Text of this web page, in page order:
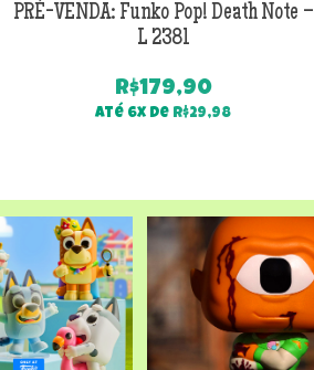
PRÉ-VENDA: Funko Pop! Death Note –
L 2381
R$179,90
Até 6x de R$29,98